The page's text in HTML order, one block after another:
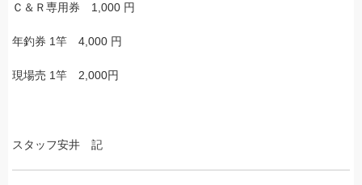
Ｃ＆Ｒ専用券 1,000 円
年釣券 1竿 4,000 円
現場売 1竿 2,000円
スタッフ安井 記